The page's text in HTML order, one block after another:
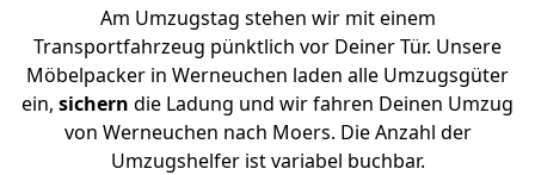
Am Umzugstag stehen wir mit einem
Transportfahrzeug pünktlich vor Deiner Tür. Unsere
Möbelpacker in Werneuchen laden alle Umzugsgüter
ein, sichern die Ladung und wir fahren Deinen Umzug
von Werneuchen nach Moers. Die Anzahl der
Umzugshelfer ist variabel buchbar.